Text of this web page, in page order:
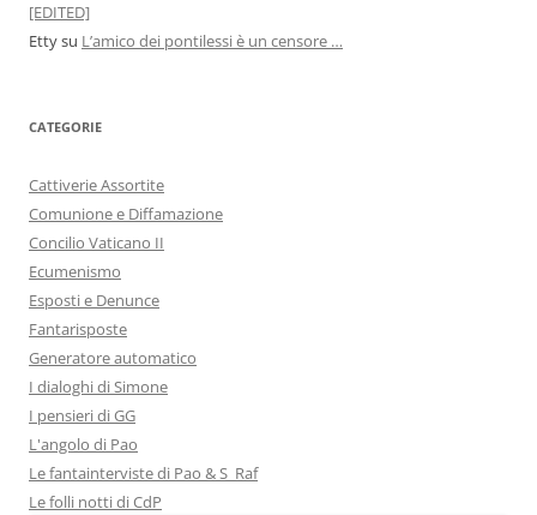
[EDITED]
Ettysu L’amico dei pontilessi è un censore …
CATEGORIE
Cattiverie Assortite
Comunione e Diffamazione
Concilio Vaticano II
Ecumenismo
Esposti e Denunce
Fantarisposte
Generatore automatico
I dialoghi di Simone
I pensieri di GG
L'angolo di Pao
Le fantainterviste di Pao & S_Raf
Le folli notti di CdP